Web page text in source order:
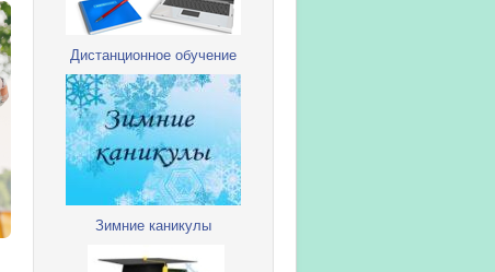
Дистанционное обучение
Зимние каникулы